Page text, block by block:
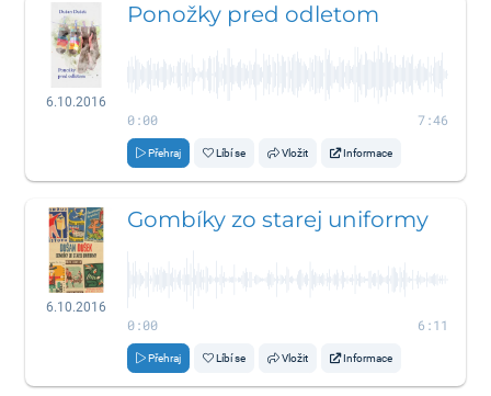
6.10.2016
Ponožky pred odletom
0:00 7:46
Přehraj Líbí se Vložit Informace
6.10.2016
Gombíky zo starej uniformy
0:00 6:11
Přehraj Líbí se Vložit Informace